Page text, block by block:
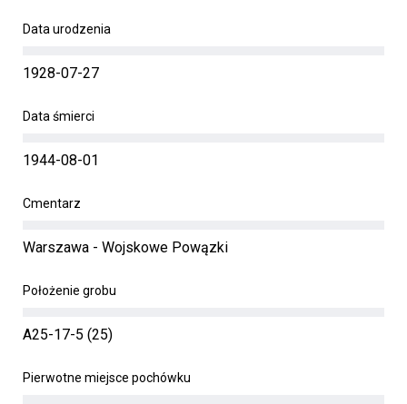
Data urodzenia
1928-07-27
Data śmierci
1944-08-01
Cmentarz
Warszawa - Wojskowe Powązki
Położenie grobu
A25-17-5 (25)
Pierwotne miejsce pochówku